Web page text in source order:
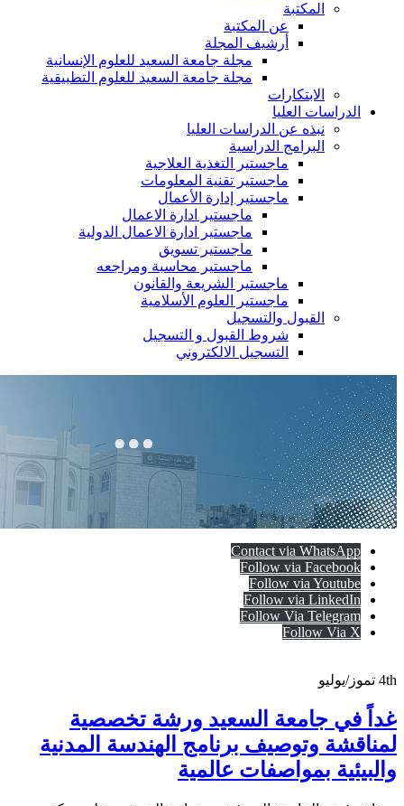
المكتبة
عن المكتبة
أرشيف المجلة
مجلة جامعة السعيد للعلوم الإنسانية
مجلة جامعة السعيد للعلوم التطبيقية
الابتكارات
الدراسات العليا
نبذه عن الدراسات العليا
البرامج الدراسية
ماجستير التغذية العلاجية
ماجستير تقنية المعلومات
ماجستير إدارة الأعمال
ماجستير ادارة الاعمال
ماجستير ادارة الاعمال الدولية
ماجستير تسويق
ماجستير محاسبة ومراجعه
ماجستير الشريعة والقانون
ماجستير العلوم الأسلامية
القبول والتسجيل
شروط القبول و التسجيل
التسجيل الالكتروني
Contact via WhatsApp
Follow via Facebook
Follow via Youtube
Follow via LinkedIn
Follow Via Telegram
Follow Via X
4th تموز/يوليو
غداً في جامعة السعيد ورشة تخصصية
لمناقشة وتوصيف برنامج الهندسة المدنية
والبيئية بمواصفات عالمية